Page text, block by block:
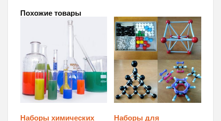
Похожие товары
Наборы химических Наборы для